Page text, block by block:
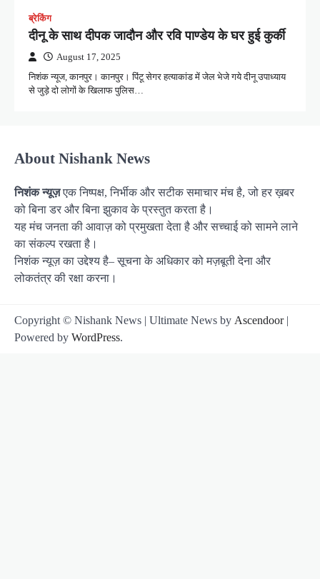
ब्रेकिंग
दीनू के साथ दीपक जादौन और रवि पाण्डेय के घर हुई कुर्की
August 17, 2025
निशंक न्यूज, कानपुर। कानपुर। पिंटू सेगर हत्याकांड में जेल भेजे गये दीनू उपाध्याय
से जुड़े दो लोगों के खिलाफ पुलिस…
About Nishank News
निशंक न्यूज़एक निष्पक्ष, निर्भीक और सटीक समाचार मंच है, जो हर ख़बर
को बिना डर और बिना झुकाव के प्रस्तुत करता है।
यह मंच जनता की आवाज़ को प्रमुखता देता है और सच्चाई को सामने लाने
का संकल्प रखता है।
निशंक न्यूज़ का उद्देश्य है– सूचना के अधिकार को मज़बूती देना और
लोकतंत्र की रक्षा करना।
Copyright © Nishank News | Ultimate News by Ascendoor|
Powered by WordPress.